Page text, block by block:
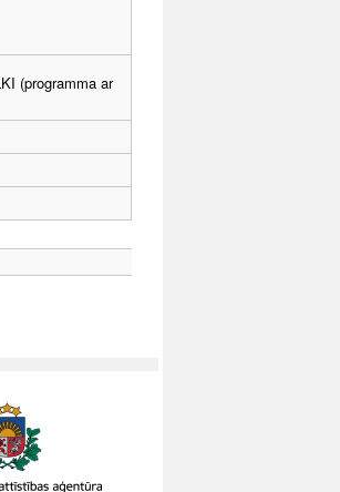
(programma ar